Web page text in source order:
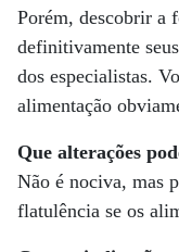
Porém, descobrir a
definitivamente
dos especialistas.
alimentação
Que alterações
Não é nociva, mas
flatulência se os